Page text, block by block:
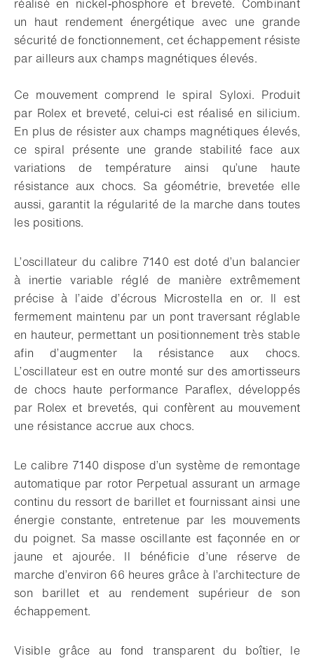
un haut rendement énergétique avec une grande
sécurité de fonctionnement, cet échappement résiste
par ailleurs aux champs magnétiques élevés.
Ce mouvement comprend le spiral Syloxi. Produit
par Rolex et breveté, celui‑ci est réalisé en silicium.
En plus de résister aux champs magnétiques élevés,
ce spiral présente une grande stabilité face aux
variations de température ainsi qu’une haute
résistance aux chocs. Sa géométrie, brevetée elle
aussi, garantit la régularité de la marche dans toutes
les positions.
L’oscillateur du calibre 7140 est doté d’un balancier
à inertie variable réglé de manière extrêmement
précise à l’aide d’écrous Microstella en or. Il est
fermement maintenu par un pont traversant réglable
en hauteur, permettant un positionnement très stable
afin d’augmenter la résistance aux chocs.
L’oscillateur est en outre monté sur des amortisseurs
de chocs haute performance Paraflex, développés
par Rolex et brevetés, qui confèrent au mouvement
une résistance accrue aux chocs.
Le calibre 7140 dispose d’un système de remontage
automatique par rotor Perpetual assurant un armage
continu du ressort de barillet et fournissant ainsi une
énergie constante, entretenue par les mouvements
du poignet. Sa masse oscillante est façonnée en or
jaune et ajourée. Il bénéficie d’une réserve de
marche d’environ 66 heures grâce à l’architecture de
son barillet et au rendement supérieur de son
échappement.
Visible grâce au fond transparent du boîtier, le